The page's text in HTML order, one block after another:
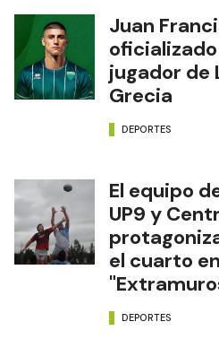
Juan
jugador de
Grecia
DEPORTES
El equipo
UP9 y
el cuarto
DEPORTES